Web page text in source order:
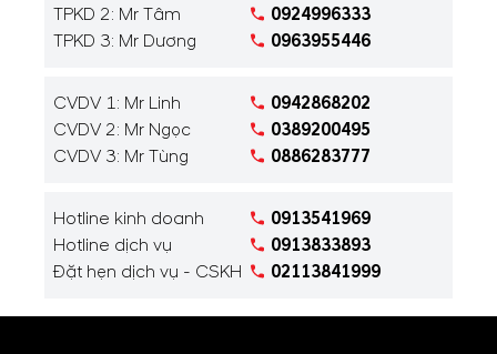
TPKD 2: Mr Tâm
TPKD 3: Mr Dương
0924996333
0963955446
CVDV 1: Mr Linh
CVDV 2: Mr Ngọc
CVDV 3: Mr Tùng
0942868202
0389200495
0886283777
Hotline kinh doanh
Hotline dịch vụ
Đặt hẹn dịch vụ - CSKH
0913541969
0913833893
02113841999